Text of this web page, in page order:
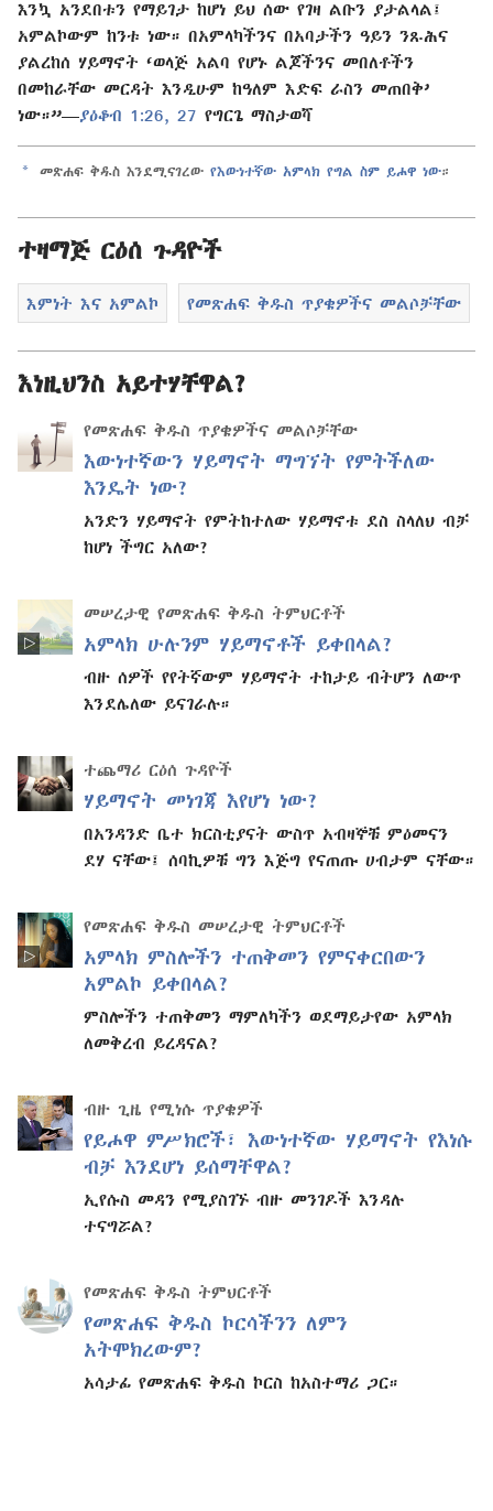
እንኳ አንደበቱን የማይገታ ከሆነ ይህ ሰው የገዛ ልቡን ያታልላል፤
አምልኮውም ከንቱ ነው። በአምላካችንና በአባታችን ዓይን ንጹሕና
ያልረከሰ ሃይማኖት ‘ወላጅ አልባ የሆኑ ልጆችንና መበለቶችን
በመከራቸው መርዳት እንዲሁም ከዓለም እድፍ ራስን መጠበቅ’
ነው።”—ያዕቆብ 1:26, 27 የግርጌ ማስታወሻ
a መጽሐፍ ቅዱስ እንደሚናገረው የእውነተኛው አምላክ የግል ስም ይሖዋ ነው።
ተዛማጅ ርዕሰ ጉዳዮች
እምነት እና አምልኮ የመጽሐፍ ቅዱስ ጥያቄዎችና መልሶቻቸው
እነዚህንስ አይተሃቸዋል?
የመጽሐፍ ቅዱስ ጥያቄዎችና መልሶቻቸው
እውነተኛውን ሃይማኖት ማግኘት የምትችለው
እንዴት ነው?
አንድን ሃይማኖት የምትከተለው ሃይማኖቱ ደስ ስላለህ ብቻ
ከሆነ ችግር አለው?
መሠረታዊ የመጽሐፍ ቅዱስ ትምህርቶች
አምላክ ሁሉንም ሃይማኖቶች ይቀበላል?
ብዙ ሰዎች የየትኛውም ሃይማኖት ተከታይ ብትሆን ለውጥ
እንደሌለው ይናገራሉ።
ተጨማሪ ርዕሰ ጉዳዮች
ሃይማኖት መነገጃ እየሆነ ነው?
በአንዳንድ ቤተ ክርስቲያናት ውስጥ አብዛኞቹ ምዕመናን
ደሃ ናቸው፤ ሰባኪዎቹ ግን እጅግ የናጠጡ ሀብታም ናቸው።
የመጽሐፍ ቅዱስ መሠረታዊ ትምህርቶች
አምላክ ምስሎችን ተጠቅመን የምናቀርበውን
አምልኮ ይቀበላል?
ምስሎችን ተጠቅመን ማምለካችን ወደማይታየው አምላክ
ለመቅረብ ይረዳናል?
ብዙ ጊዜ የሚነሱ ጥያቄዎች
የይሖዋ ምሥክሮች፣ እውነተኛው ሃይማኖት የእነሱ
ብቻ እንደሆነ ይሰማቸዋል?
ኢየሱስ መዳን የሚያስገኙ ብዙ መንገዶች እንዳሉ
ተናግሯል?
የመጽሐፍ ቅዱስ ትምህርቶች
የመጽሐፍ ቅዱስ ኮርሳችንን ለምን
አትሞክረውም?
አሳታፊ የመጽሐፍ ቅዱስ ኮርስ ከአስተማሪ ጋር።